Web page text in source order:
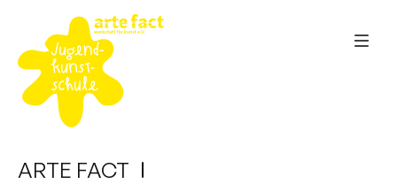
ARTE FACT